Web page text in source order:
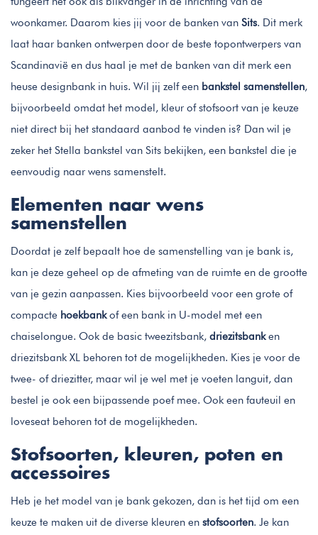
woonkamer. Daarom kies jij voor de banken van Sits. Dit merk
laat haar banken ontwerpen door de beste topontwerpers van
Scandinavië en dus haal je met de banken van dit merk een
heuse designbank in huis. Wil jij zelf een bankstel samenstellen,
bijvoorbeeld omdat het model, kleur of stofsoort van je keuze
niet direct bij het standaard aanbod te vinden is? Dan wil je
zeker het Stella bankstel van Sits bekijken, een bankstel die je
eenvoudig naar wens samenstelt.
Elementen naar wens
samenstellen
Doordat je zelf bepaalt hoe de samenstelling van je bank is,
kan je deze geheel op de afmeting van de ruimte en de grootte
van je gezin aanpassen. Kies bijvoorbeeld voor een grote of
compacte hoekbankof een bank in U-model met een
chaiselongue. Ook de basic tweezitsbank, driezitsbanken
driezitsbank XL behoren tot de mogelijkheden. Kies je voor de
twee- of driezitter, maar wil je wel met je voeten languit, dan
bestel je ook een bijpassende poef mee. Ook een fauteuil en
loveseat behoren tot de mogelijkheden.
Stofsoorten, kleuren, poten en
accessoires
Heb je het model van je bank gekozen, dan is het tijd om een
keuze te maken uit de diverse kleuren en stofsoorten. Je kan